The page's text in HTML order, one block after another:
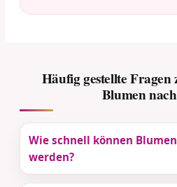
Häufig gestellte Fragen
Blumen
Wie schnell können
werden?